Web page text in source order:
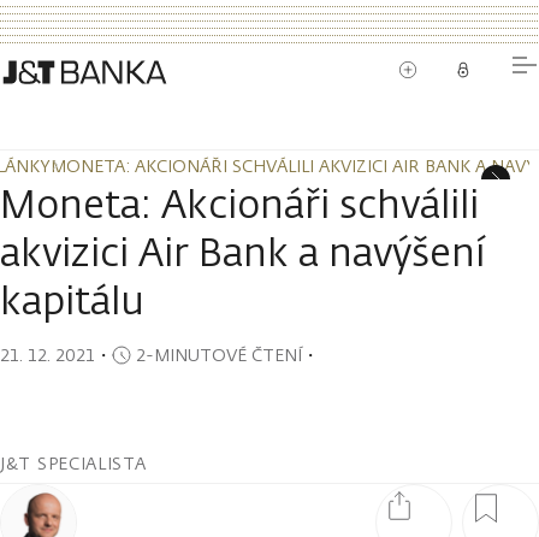
MONETA: AKCIONÁŘI SCHVÁLILI AKVIZICI AIR BANK A
MONETA: AKCIONÁŘI SCHVÁLILI AKVIZICI AIR BANK A
Moneta: Akcionáři schválili
akvizici Air Bank a navýšení
kapitálu
21. 12. 2021 ・ 2-MINUTOVÉ ČTENÍ・
J&T SPECIALISTA